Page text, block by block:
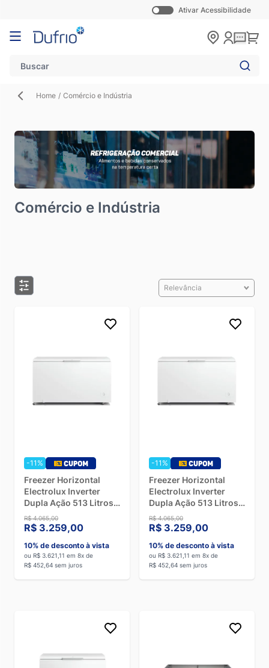
Ativar Acessibilidade
Pular para o conteúdo
Home / Comércio e Indústria
Comércio e Indústria
Relevância
-11%
Freezer Horizontal
Electrolux Inverter
Dupla Ação 513 Litros
HI550 Branco - 220V
R$ 4.065,00
R$ 3.259,00
10% de desconto à vista
ou R$ 3.621,11 em 8x de
R$ 452,64 sem juros
-11%
Freezer Horizontal
Electrolux Inverter
Dupla Ação 513 Litros
HI550 Branco - 127V
R$ 4.065,00
R$ 3.259,00
10% de desconto à vista
ou R$ 3.621,11 em 8x de
R$ 452,64 sem juros